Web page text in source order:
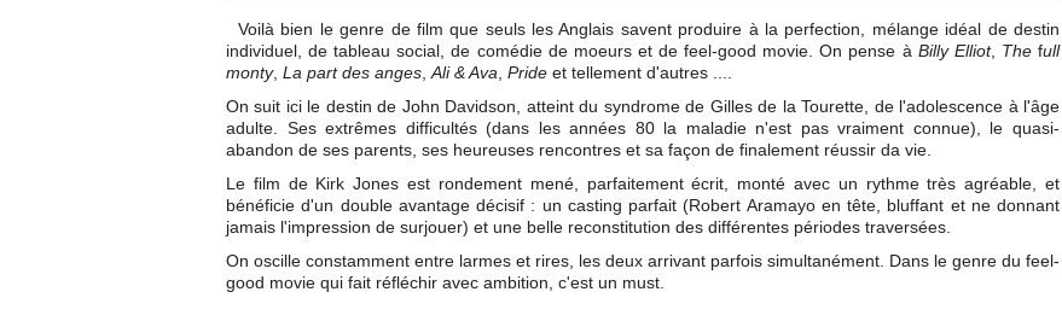
Voilà bien le genre de film que seuls les Anglais savent produire à la perfection, mélange idéal de destin
individuel, de tableau social, de comédie de moeurs et de feel-good movie. On pense à Billy Elliot, Thefull
monty, La part des anges Ali & Ava Pride et tellement d'autres ....
On suit ici le destin de John Davidson, atteint du syndrome de Gilles de la Tourette, de l'adolescence à l'âge
adulte. Ses extrêmes difficultés (dans les années 80 la maladie n'est pas vraiment connue), le quasi-
abandon de ses parents, ses heureuses rencontres et sa façon de finalement réussir da vie.
Le film de Kirk Jones est rondement mené, parfaitement écrit, monté avec un rythme très agréable, et
bénéficie d'un double avantage décisif : un casting parfait (Robert Aramayo en tête, bluffant et ne donnant
jamais l'impression de surjouer) et une belle reconstitution des différentes périodes traversées.
On oscille constamment entre larmes et rires, les deux arrivant parfois simultanément. Dans le genre du feel-
good movie qui fait réfléchir avec ambition, c'est un must.